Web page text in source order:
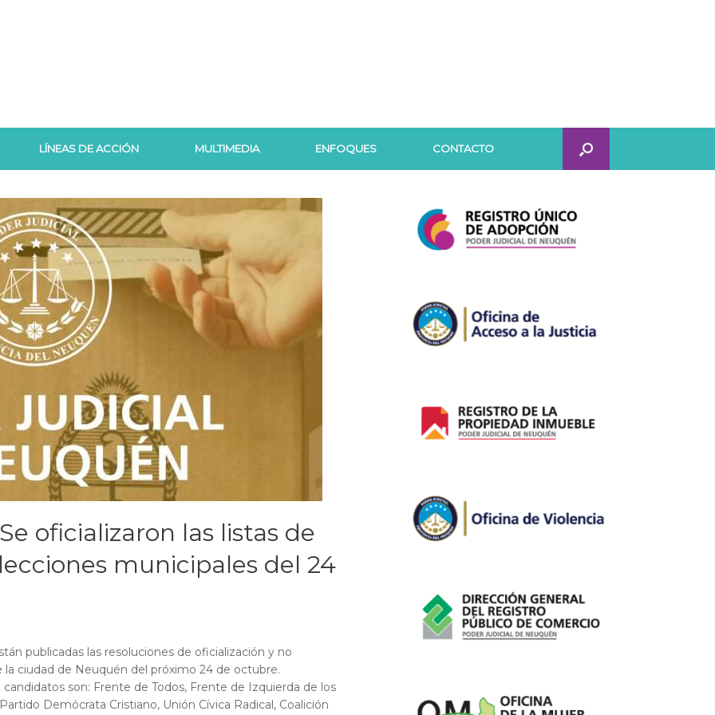
LÍNEAS DE ACCIÓN MULTIMEDIA ENFOQUES CONTACTO
oficializaron las listas de
municipales del 24
publicadas las resoluciones de oficialización y no
ciudad de Neuquén del próximo 24 de octubre.
son: Frente de Todos, Frente de Izquierda de los
Demócrata Cristiano, Unión Cívica Radical, Coalición